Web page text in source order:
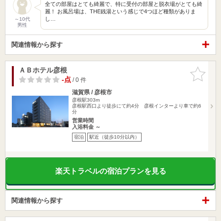
～10代
男性
全ての部屋はとても綺麗で、特に受付の部屋と脱衣場がとても綺
麗！ お風呂場は、THE銭湯という感じで4つほど種類がありま
し…
関連情報から探す
お気に入
りに追加
ＡＢホテル彦根
-点/ 0 件
滋賀県 / 彦根市
彦根駅303m
彦根駅西口より徒歩にて約4分 彦根インターより車で約6
分
営業時間
入浴料金 ～
宿泊 駅近（徒歩10分以内）
楽天トラベルの宿泊プランを見る
関連情報から探す